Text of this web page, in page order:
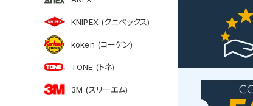
KNIPEX (クニペックス)
koken (コーケン)
TONE (トネ)
3M (スリーエム)